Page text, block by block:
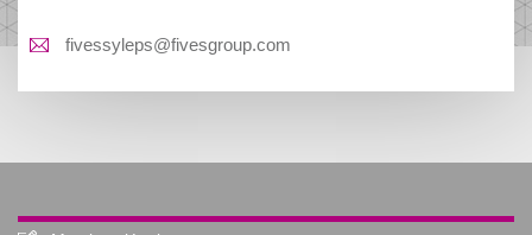
fivessyleps@fivesgroup.com